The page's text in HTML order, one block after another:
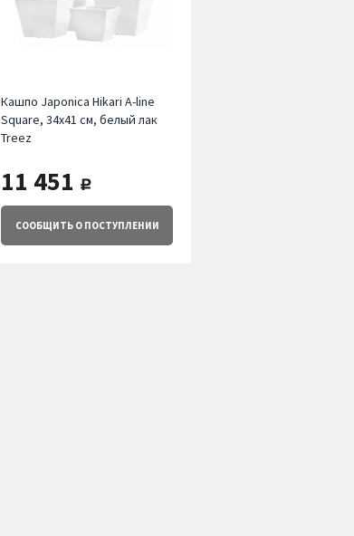
Кашпо Japonica Hikari A-line
Square, 34х41 см, белый лак
Treez
11 451 руб.
СООБЩИТЬО ПОСТУПЛЕНИИ